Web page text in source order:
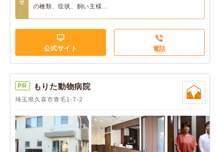
せ
の種類、症状、飼い主様...
公式サイト 電話
PR もりた動物病院
埼玉県久喜市青毛1-7-2